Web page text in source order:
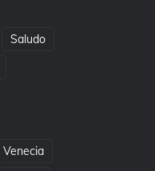
Saludo
Venecia